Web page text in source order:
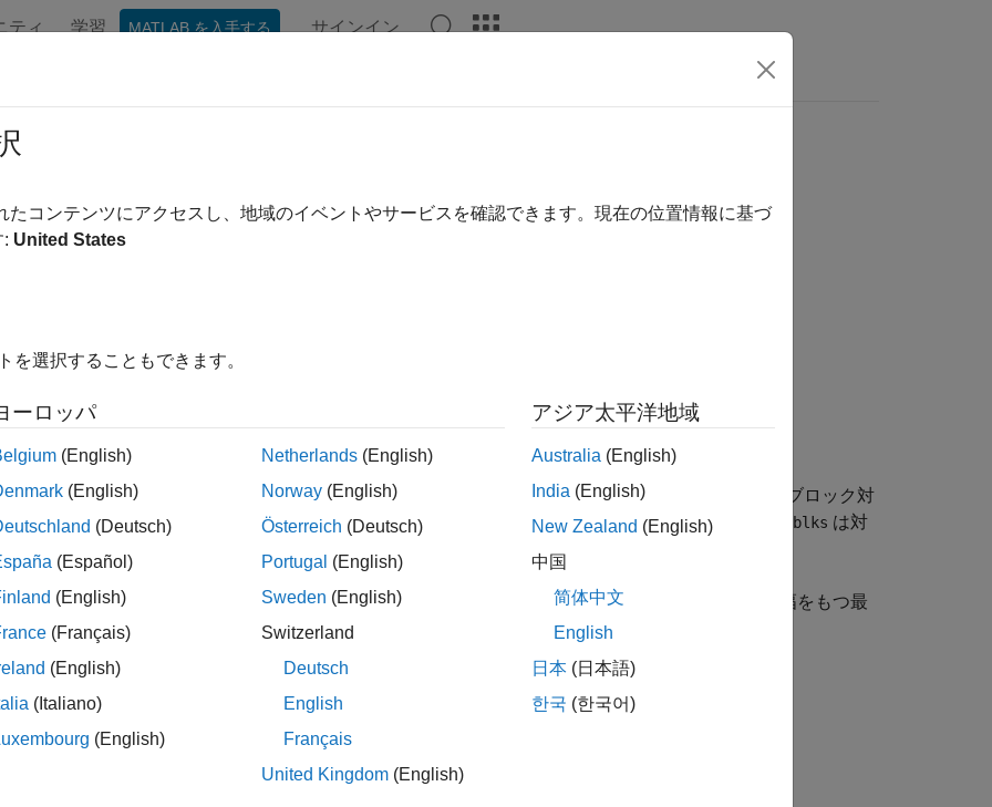
ティ 学習 MATLAB を入手する サインイン
態空間実現を計算する
以降
= modalreal(sys)
modalreal(sys,Name=Value)
] = modalreal( は LTI モデルsysのモード実現 を返します。これは、
) がブロック対
、各ブロックが実極、複素数のペア、または繰り返しの極のクラスターに対応している実現です。
blks は対
ス モデルの場合、この構文は切り捨てられたモード実現を返します。既定では、関数は、最小の振幅をもつ最
個のモードを計算します。
(R2026a 以降)
,TL,TR ] = modalreal( はブロック対角化変換
たコンテンツにアクセスし、地域のイベントやサービスを確認できます。現在の位置情報に基づ
: United States
を選択することもできます。
ーロッパ
(English)
(English)
(Deutsch)
(Español)
(English)
(Français)
(English)
(Italiano)
(English)
Netherlands (English)
Norway (English)
Österreich (Deutsch)
Portugal (English)
Sweden (English)
Switzerland
Deutsch
English
Français
United Kingdom (English)
アジア太平洋地域
Australia (English)
India (English)
New Zealand (English)
中国
简体中文
English
日本 (日本語)
한국 (한국어)